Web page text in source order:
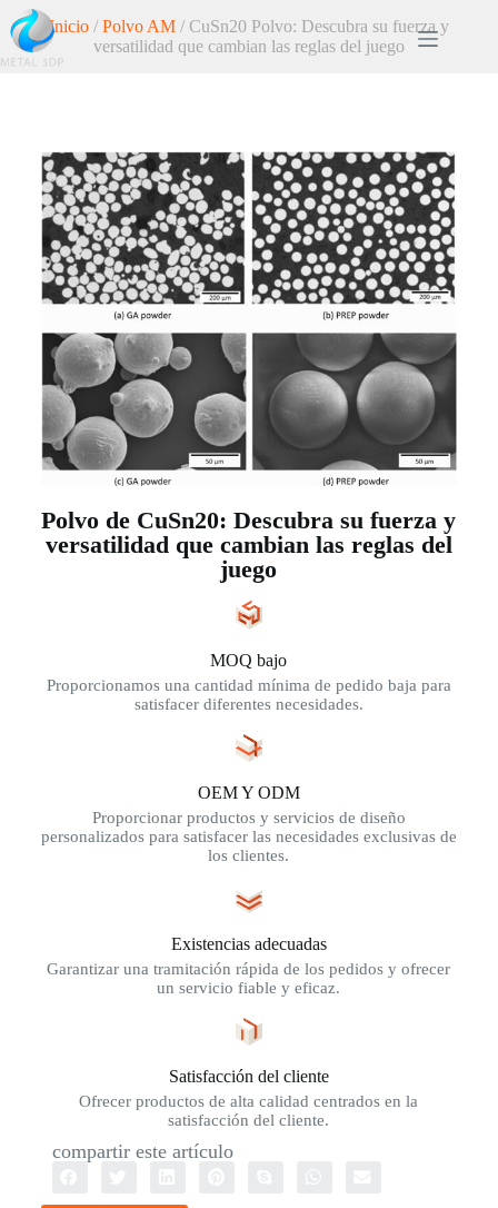
Inicio/ Polvo AM/ CuSn20 Polvo: Descubra su fuerza y
versatilidad que cambian las reglas del juego
Polvo de CuSn20: Descubra su fuerza y
versatilidad que cambian las reglas del
juego
MOQ bajo
Proporcionamos una cantidad mínima de pedido baja para
satisfacer diferentes necesidades.
OEM Y ODM
Proporcionar productos y servicios de diseño
personalizados para satisfacer las necesidades exclusivas de
los clientes.
Existencias adecuadas
Garantizar una tramitación rápida de los pedidos y ofrecer
un servicio fiable y eficaz.
Satisfacción del cliente
Ofrecer productos de alta calidad centrados en la
satisfacción del cliente.
compartir este artículo